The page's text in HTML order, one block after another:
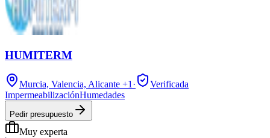
HUMITERM
Murcia, Valencia, Alicante +1·
Verificada
ImpermeabilizaciónHumedades
Pedir presupuesto
Muy experta